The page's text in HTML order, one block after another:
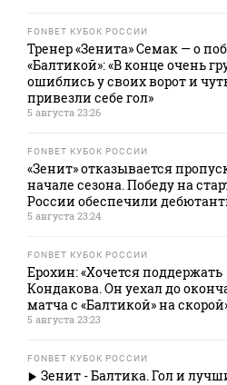
FONBET КУБОК РОССИИ
Тренер «Зенита» Семак — о
«Балтикой»: «В конце очень
ошиблись у своих ворот и
привезли себе гол»
5 августа 23:26
FONBET КУБОК РОССИИ
«Зенит» отказывается
начале сезона. Победу на
России обеспечили
5 августа 23:24
FONBET КУБОК РОССИИ
Ерохин: «Хочется поддержать
Кондакова. Он уехал до
матча с «Балтикой» на
5 августа 23:23
FONBET КУБОК РОССИИ
Зенит - Балтика. Гол и